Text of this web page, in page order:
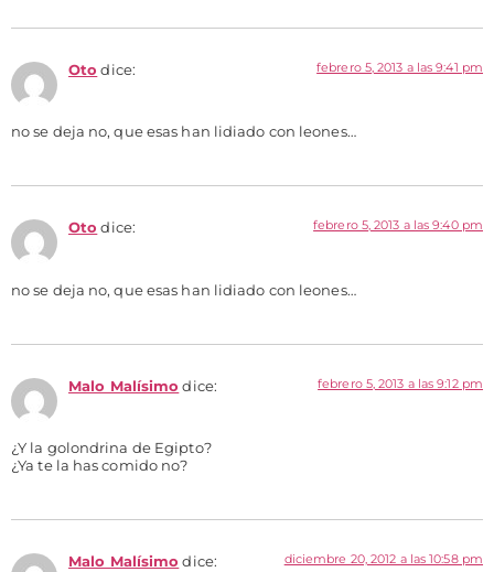
Oto dice: febrero 5, 2013 a las 9:41 pm
no se deja no, que esas han lidiado con leones…
Oto dice: febrero 5, 2013 a las 9:40 pm
no se deja no, que esas han lidiado con leones…
Malo Malísimo dice: febrero 5, 2013 a las 9:12 pm
¿Y la golondrina de Egipto?
¿Ya te la has comido no?
Malo Malísimo dice: diciembre 20, 2012 a las 10:58 pm